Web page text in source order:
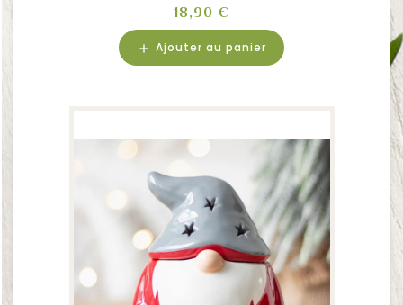
Prix
18,90 €
add Ajouter au panier